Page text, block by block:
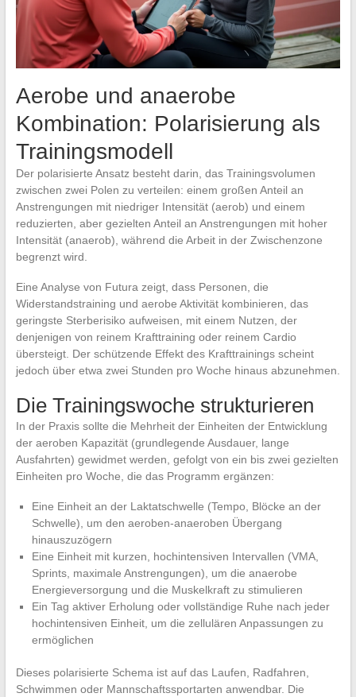
Aerobe und anaerobe
Kombination: Polarisierung als
Trainingsmodell
Der polarisierte Ansatz besteht darin, das Trainingsvolumen
zwischen zwei Polen zu verteilen: einem großen Anteil an
Anstrengungen mit niedriger Intensität (aerob) und einem
reduzierten, aber gezielten Anteil an Anstrengungen mit hoher
Intensität (anaerob), während die Arbeit in der Zwischenzone
begrenzt wird.
Eine Analyse von Futura zeigt, dass Personen, die
Widerstandstraining und aerobe Aktivität kombinieren, das
geringste Sterberisiko aufweisen, mit einem Nutzen, der
denjenigen von reinem Krafttraining oder reinem Cardio
übersteigt. Der schützende Effekt des Krafttrainings scheint
jedoch über etwa zwei Stunden pro Woche hinaus abzunehmen.
Die Trainingswoche strukturieren
In der Praxis sollte die Mehrheit der Einheiten der Entwicklung
der aeroben Kapazität (grundlegende Ausdauer, lange
Ausfahrten) gewidmet werden, gefolgt von ein bis zwei gezielten
Einheiten pro Woche, die das Programm ergänzen:
Eine Einheit an der Laktatschwelle (Tempo, Blöcke an der
Schwelle), um den aeroben-anaeroben Übergang
hinauszuzögern
Eine Einheit mit kurzen, hochintensiven Intervallen (VMA,
Sprints, maximale Anstrengungen), um die anaerobe
Energieversorgung und die Muskelkraft zu stimulieren
Ein Tag aktiver Erholung oder vollständige Ruhe nach jeder
hochintensiven Einheit, um die zellulären Anpassungen zu
ermöglichen
Dieses polarisierte Schema ist auf das Laufen, Radfahren,
Schwimmen oder Mannschaftssportarten anwendbar. Die